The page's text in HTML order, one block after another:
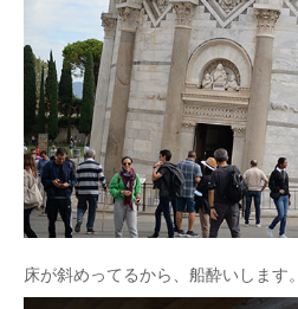
床が斜めってるから、船酔いします。